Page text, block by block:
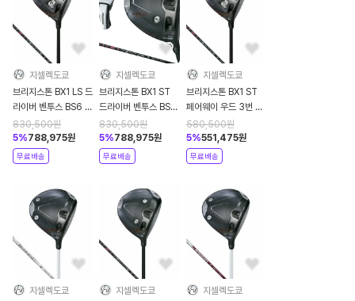
지셀렉도쿄
브리지스톤 BX1 LS 드
라이버 벤투스 BS6 2
2025년
830,500원
5%788,975원
무료배송
지셀렉도쿄
브리지스톤 BX1 ST
드라이버 벤투스 BS6
2 2025년
830,500원
5%788,975원
무료배송
지셀렉도쿄
브리지스톤 BX1 ST
페어웨이 우드 3번 벤
투스 BS6 2 2025년
580,500원
5%551,475원
무료배송
지셀렉도쿄
지셀렉도쿄
지셀렉도쿄